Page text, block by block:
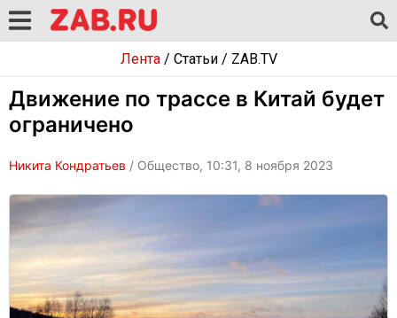
Лента/ Статьи/ ZAB.TV
Движение по трассе в Китай будет
ограничено
Никита Кондратьев / Общество, 10:31, 8 ноября 2023